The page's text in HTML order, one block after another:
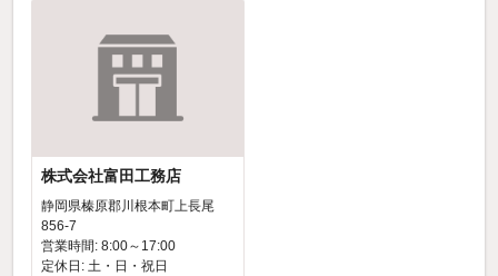
株式会社富田工務店
静岡県榛原郡川根本町上長尾
856-7
営業時間: 8:00～17:00
定休日: 土・日・祝日